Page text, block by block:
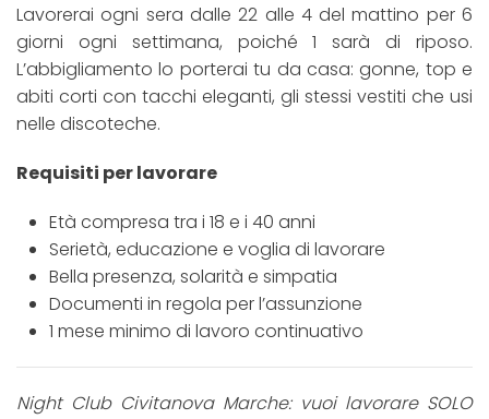
Lavorerai ogni sera dalle 22 alle 4 del mattino per 6
giorni ogni settimana, poiché 1 sarà di riposo.
L’abbigliamento lo porterai tu da casa: gonne, top e
abiti corti con tacchi eleganti, gli stessi vestiti che usi
nelle discoteche.
Requisiti per lavorare
Età compresa tra i 18 e i 40 anni
Serietà, educazione e voglia di lavorare
Bella presenza, solarità e simpatia
Documenti in regola per l’assunzione
1 mese minimo di lavoro continuativo
Night Club Civitanova Marche: vuoi lavorare SOLO